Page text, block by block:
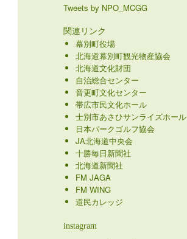
Tweets by NPO_MCGG
関連リンク
幕別町役場
北海道幕別町観光物産協会
北海道文化財団
自治総合センター
音更町文化センター
帯広市民文化ホール
士別市あさひサンライズホール
日本パークゴルフ協会
JA北海道中央会
十勝毎日新聞社
北海道新聞社
FM JAGA
FM WING
道民カレッジ
instagram